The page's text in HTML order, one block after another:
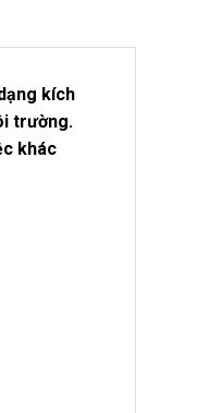
kích
trường.
khác